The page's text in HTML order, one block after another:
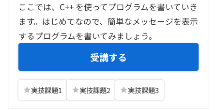
ここでは、C++ を使ってプログラムを書いていき
ます。はじめてなので、簡単なメッセージを表示
するプログラムを書いてみましょう。
受講する
実技課題1 実技課題2 実技課題3